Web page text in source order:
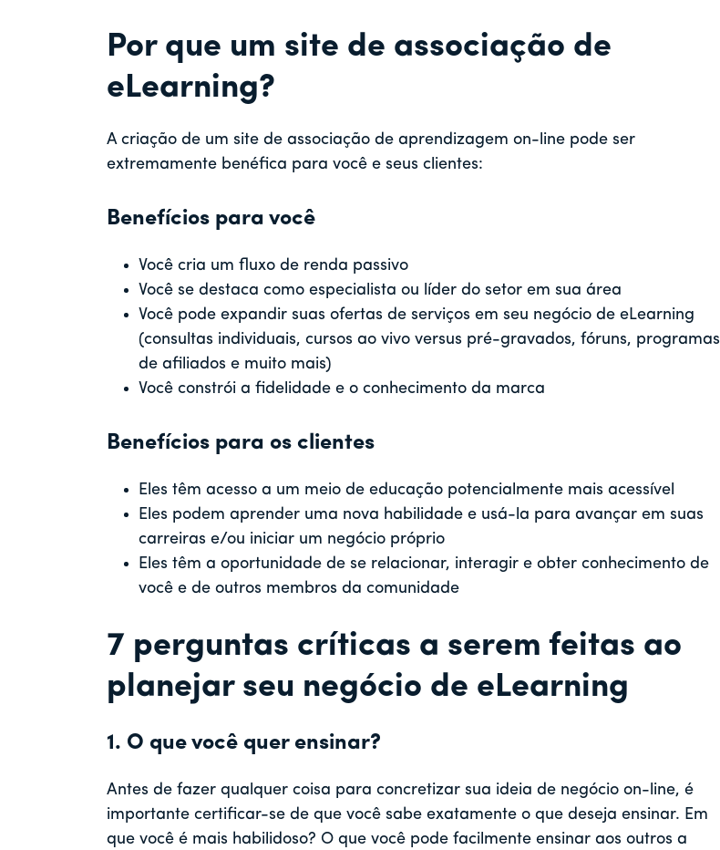
Por que um site de associação de
eLearning?
A criação de um site de associação de aprendizagem on-line pode ser
extremamente benéfica para você e seus clientes:
Benefícios para você
Você cria um fluxo de renda passivo
Você se destaca como especialista ou líder do setor em sua área
Você pode expandir suas ofertas de serviços em seu negócio de eLearning
(consultas individuais, cursos ao vivo versus pré-gravados, fóruns, programas
de afiliados e muito mais)
Você constrói a fidelidade e o conhecimento da marca
Benefícios para os clientes
Eles têm acesso a um meio de educação potencialmente mais acessível
Eles podem aprender uma nova habilidade e usá-la para avançar em suas
carreiras e/ou iniciar um negócio próprio
Eles têm a oportunidade de se relacionar, interagir e obter conhecimento de
você e de outros membros da comunidade
7 perguntas críticas a serem feitas ao
planejar seu negócio de eLearning
1. O que você quer ensinar?
Antes de fazer qualquer coisa para concretizar sua ideia de negócio on-line, é
importante certificar-se de que você sabe exatamente o que deseja ensinar. Em
que você é mais habilidoso? O que você pode facilmente ensinar aos outros a